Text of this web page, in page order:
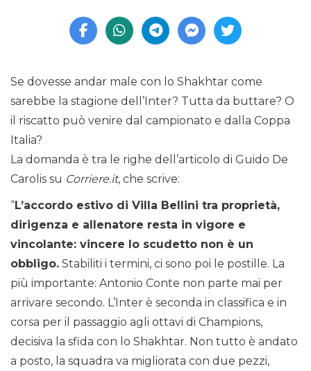
Se dovesse andar male con lo Shakhtar come
sarebbe la stagione dell’Inter? Tutta da buttare? O
il riscatto può venire dal campionato e dalla Coppa
Italia?
La domanda è tra le righe dell’articolo di Guido De
Carolis su Corriere.it, che scrive:
“L’accordo estivo di Villa Bellini tra proprietà,
dirigenza e allenatore resta in vigore e
vincolante: vincere lo scudetto non è un
obbligo. Stabiliti i termini, ci sono poi le postille. La
più importante: Antonio Conte non parte mai per
arrivare secondo. L’Inter è seconda in classifica e in
corsa per il passaggio agli ottavi di Champions,
decisiva la sfida con lo Shakhtar. Non tutto è andato
a posto, la squadra va migliorata con due pezzi,